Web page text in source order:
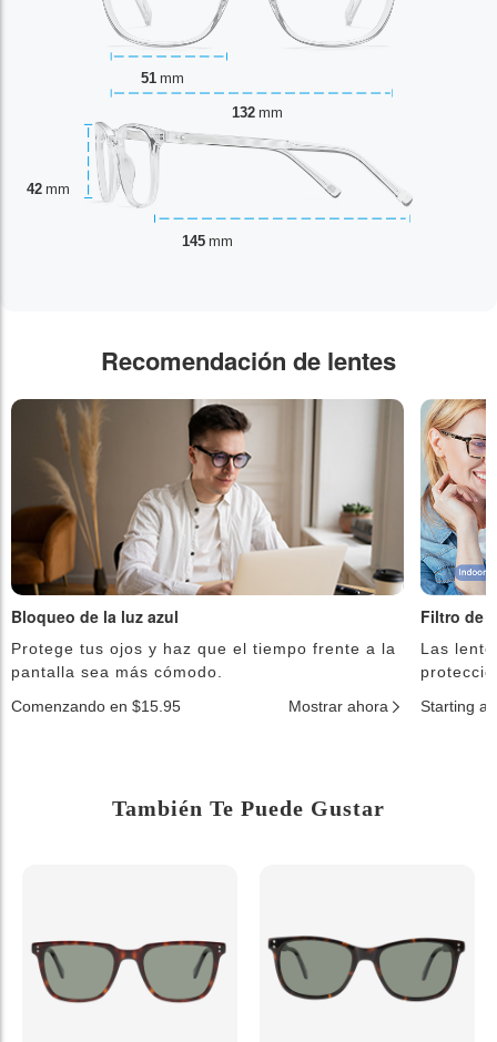
51 mm
42 mm
132 mm
145 mm
Recomendación de lentes
Bloqueo de la luz azul
Protege tus ojos y haz que el tiempo frente a la
pantalla sea más cómodo.
Comenzando en $15.95
Mostrar ahora
Filtro de
Las
Starting at
También Te Puede Gustar